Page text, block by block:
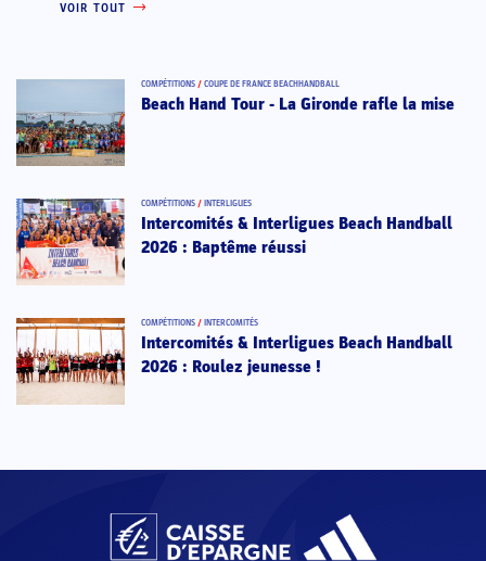
VOIR TOUT
COMPÉTITIONS / COUPE DE FRANCE BEACHHANDBALL
Beach Hand Tour - La Gironde rafle la mise
COMPÉTITIONS / INTERLIGUES
Intercomités & Interligues Beach Handball
2026 : Baptême réussi
COMPÉTITIONS / INTERCOMITÉS
Intercomités & Interligues Beach Handball
2026 : Roulez jeunesse !